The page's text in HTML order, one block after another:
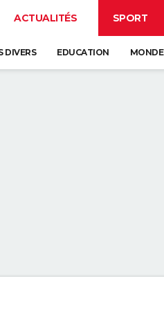
ACTUALITÉS SPORT
DIVERS EDUCATION MONDE